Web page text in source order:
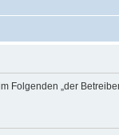
Folgenden „der